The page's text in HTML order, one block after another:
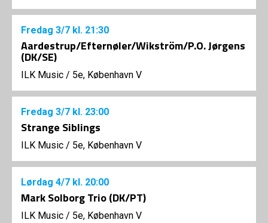
Fredag 3/7 kl. 21:30
Aardestrup/Efternøler/Wikström/P.O. Jørgens
(DK/SE)
ILK Music / 5e, København V
Fredag 3/7 kl. 23:00
Strange Siblings
ILK Music / 5e, København V
Lørdag 4/7 kl. 20:00
Mark Solborg Trio (DK/PT)
ILK Music / 5e, København V